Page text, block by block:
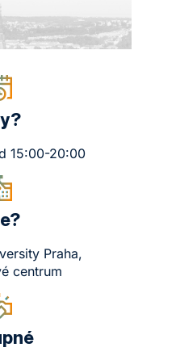
15:00-20:00
Praha,
centrum